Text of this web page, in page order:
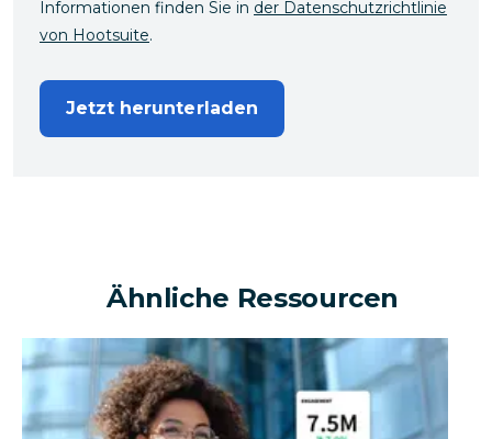
Informationen finden Sie in der Datenschutzrichtlinie
von Hootsuite.
Jetzt herunterladen
Ähnliche Ressourcen
Kann ein Unternehmen mithilfe sozialer Medien